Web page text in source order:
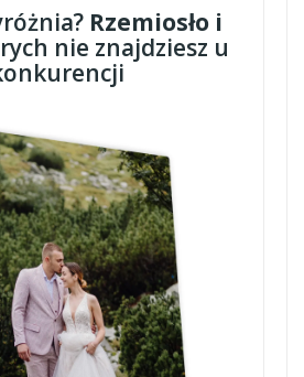
Rzemiosło i
nie znajdziesz u